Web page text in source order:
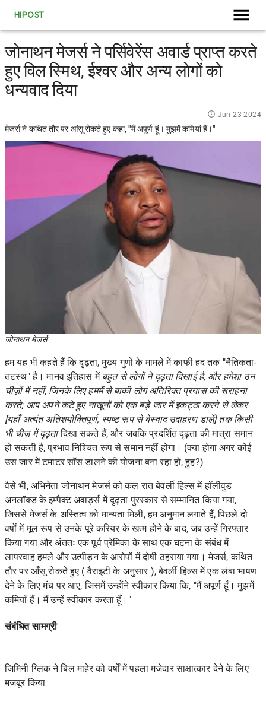
HIPOST
जोनाथन मेजर्स ने पर्सिवेरेंस अवार्ड प्राप्त करते
हुए विल स्मिथ, ईश्वर और अन्य लोगों को
धन्यवाद दिया
Jun 23 2024
मेजर्स ने कथित तौर पर आंसू रोकते हुए कहा, "मैं अपूर्ण हूं। मुझमें कमियां हैं।"
जोनाथन मेजर्स
हम यह भी कहते हैं कि दृढ़ता, मुख्य गुणों के मामले में काफी हद तक "नैतिकता-
तटस्थ" है। मानव इतिहास में बहुत से लोगों ने दृढ़ता दिखाई है, और हमेशा उन
चीज़ों में नहीं, जिनके लिए हममें से बाकी लोग अतिरिक्त प्रयास की सराहना
करते; आप अपने कटे हुए नाखूनों को एक बड़े जार में इकट्ठा करने से लेकर
[यहाँ अत्यंत अतिशयोक्तिपूर्ण, स्पष्ट रूप से बेस्वाद उदाहरण डालें] तक किसी
भी चीज़ मेंदृढ़तादिखा सकते हैं, और जबकि प्रदर्शित दृढ़ता की मात्रा समान
हो सकती है, प्रभाव निश्चित रूप से समान नहीं होगा। (क्या होगा अगर कोई
उस जार में टमाटर सॉस डालने की योजना बना रहा हो, हुह?)
वैसे भी, अभिनेता जोनाथन मेजर्स को कल रात बेवर्ली हिल्स में हॉलीवुड
अनलॉक्ड के इम्पैक्ट अवार्ड्स में दृढ़ता पुरस्कार से सम्मानित किया गया,
जिससे मेजर्स के अस्तित्व को मान्यता मिली, हम अनुमान लगाते हैं, पिछले दो
वर्षों में मूल रूप से उनके पूरे करियर के खत्म होने के बाद, जब उन्हें गिरफ्तार
किया गया औरअंततः एक पूर्व प्रेमिका के साथ एक घटना के संबंध में
लापरवाह हमले और उत्पीड़न के आरोपों में दोषी ठहराया गया। मेजर्स, कथित
तौर पर आँसू रोकते हुए (वैराइटीके अनुसार ), बेवर्ली हिल्स में एक लंबा भाषण
देने के लिए मंच पर आए, जिसमें उन्होंने स्वीकार किया कि, "मैं अपूर्ण हूँ। मुझमें
कमियाँ हैं। मैं उन्हें स्वीकार करता हूँ।"
संबंधित सामग्री
जिमिनी ग्लिक ने बिल माहेर को वर्षों में पहला मजेदार साक्षात्कार देने के लिए
मजबूर किया